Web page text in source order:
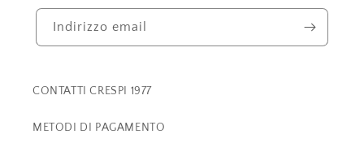
Indirizzo email
CONTATTI CRESPI 1977
METODI DI PAGAMENTO